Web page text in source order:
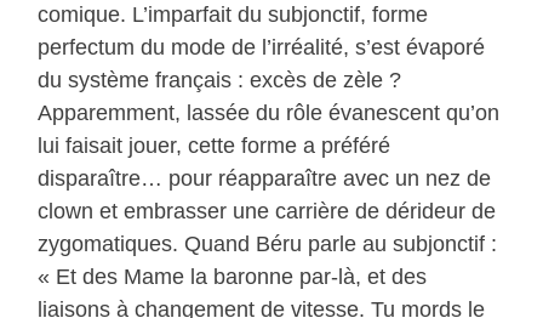
comique. L’imparfait du subjonctif, forme
perfectum du mode de l’irréalité, s’est évaporé
du système français : excès de zèle ?
Apparemment, lassée du rôle évanescent qu’on
lui faisait jouer, cette forme a préféré
disparaître… pour réapparaître avec un nez de
clown et embrasser une carrière de dérideur de
zygomatiques. Quand Béru parle au subjonctif :
« Et des Mame la baronne par-là, et des
liaisons à changement de vitesse. Tu mords le